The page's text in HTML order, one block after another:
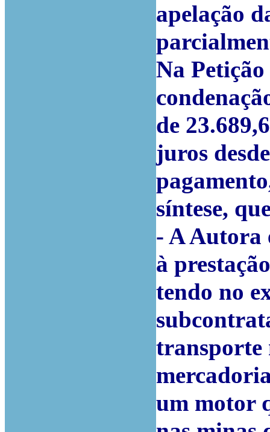
apelação
Na
de
juros
síntese,
- A Autora
à
tendo no
transporte
um motor